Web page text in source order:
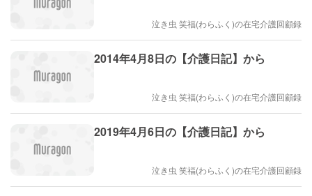
泣き虫 笑福(わらふく)の在宅介護回顧録
2014年4月8日の【介護日記】から
泣き虫 笑福(わらふく)の在宅介護回顧録
2019年4月6日の【介護日記】から
泣き虫 笑福(わらふく)の在宅介護回顧録